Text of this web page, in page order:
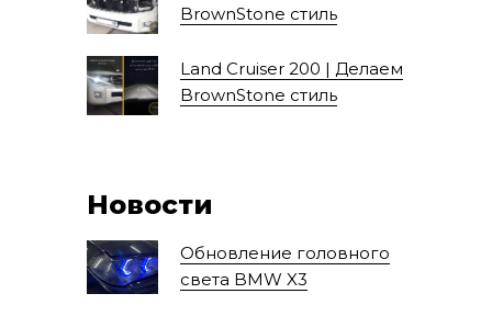
BrownStone стиль
Land Cruiser 200 | Делаем
BrownStone стиль
Новости
Обновление головного
света BMW X3